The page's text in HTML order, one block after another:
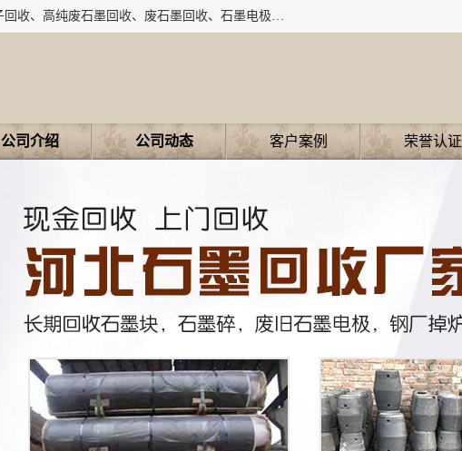
河北石墨回收厂家昊联碳素有限公司主要经营业务：石墨粉子回收、废石墨方子回收、高纯废石墨回收、废石墨回收、石墨电极回收、废石墨板回收、石墨增碳剂、单晶硅石墨、单晶硅石墨回收、废多晶硅石墨、废多晶硅石墨回收、废高纯石墨回收、废石墨、废石墨棒、废石墨棒回收、废石墨换热器回收、高纯石墨回收、石墨粉回收、石墨换热器回收、石墨纸回收、回收石墨板、回收石墨电极、石墨板回收、石墨回收。
公司介绍 公司动态 客户案例 荣誉认证